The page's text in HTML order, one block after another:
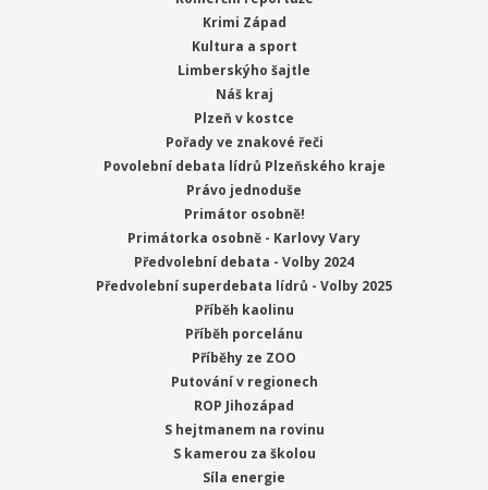
Krimi Západ
Kultura a sport
Limberskýho šajtle
Náš kraj
Plzeň v kostce
Pořady ve znakové řeči
Povolební debata lídrů Plzeňského kraje
Právo jednoduše
Primátor osobně!
Primátorka osobně - Karlovy Vary
Předvolební debata - Volby 2024
Předvolební superdebata lídrů - Volby 2025
Příběh kaolinu
Příběh porcelánu
Příběhy ze ZOO
Putování v regionech
ROP Jihozápad
S hejtmanem na rovinu
S kamerou za školou
Síla energie